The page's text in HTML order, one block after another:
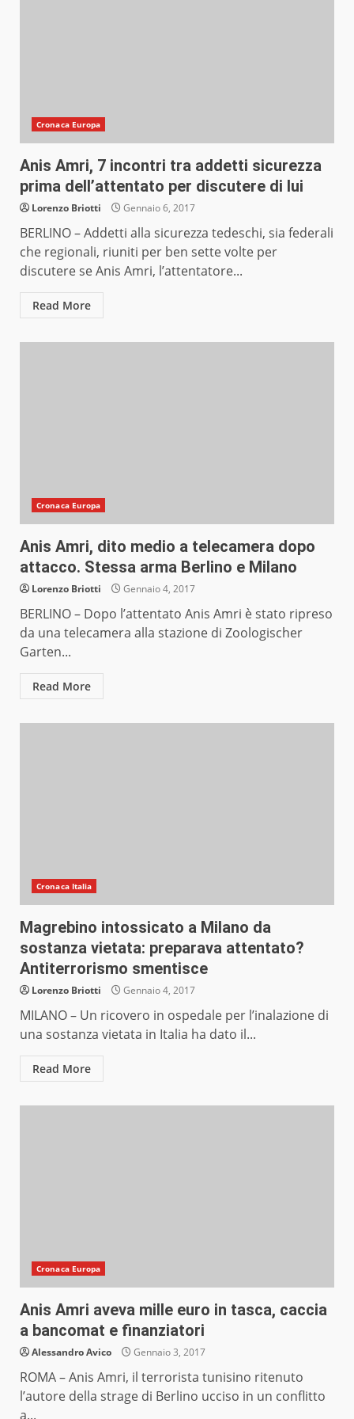
Cronaca Europa
Anis Amri, 7 incontri tra addetti sicurezza
prima dell’attentato per discutere di lui
Lorenzo Briotti Gennaio 6, 2017
BERLINO – Addetti alla sicurezza tedeschi, sia federali
che regionali, riuniti per ben sette volte per
discutere se Anis Amri, l’attentatore...
Read More
Cronaca Europa
Anis Amri, dito medio a telecamera dopo
attacco. Stessa arma Berlino e Milano
Lorenzo Briotti Gennaio 4, 2017
BERLINO – Dopo l’attentato Anis Amri è stato ripreso
da una telecamera alla stazione di Zoologischer
Garten...
Read More
Cronaca Italia
Magrebino intossicato a Milano da
sostanza vietata: preparava attentato?
Antiterrorismo smentisce
Lorenzo Briotti Gennaio 4, 2017
MILANO – Un ricovero in ospedale per l’inalazione di
una sostanza vietata in Italia ha dato il...
Read More
Cronaca Europa
Anis Amri aveva mille euro in tasca, caccia
a bancomat e finanziatori
Alessandro Avico Gennaio 3, 2017
ROMA – Anis Amri, il terrorista tunisino ritenuto
l’autore della strage di Berlino ucciso in un conflitto
a...